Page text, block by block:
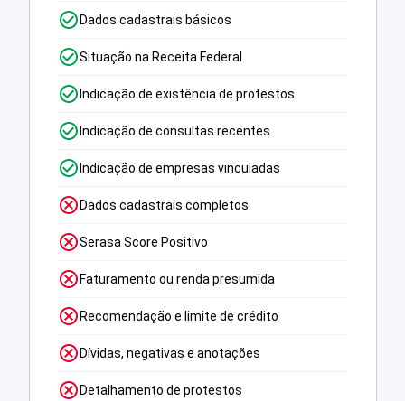
Dados cadastrais básicos
Situação na Receita Federal
Indicação de existência de protestos
Indicação de consultas recentes
Indicação de empresas vinculadas
Dados cadastrais completos
Serasa Score Positivo
Faturamento ou renda presumida
Recomendação e limite de crédito
Dívidas, negativas e anotações
Detalhamento de protestos